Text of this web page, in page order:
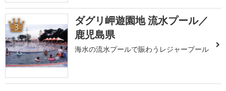
3
ダグリ岬遊園地 流水プール／
鹿児島県
海水の流水プールで賑わうレジャープール